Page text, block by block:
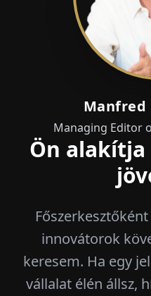
Manfred
Managing Editor
Ön
innovátorok
keresem. Ha egy
vállalat élén állsz,